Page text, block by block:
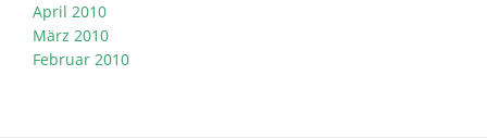
April 2010
März 2010
Februar 2010